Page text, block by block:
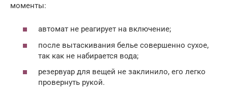
моменты:
автомат не реагирует на включение;
после вытаскивания белье совершенно сухое,
так как не набирается вода;
резервуар для вещей не заклинило, его легко
провернуть рукой.